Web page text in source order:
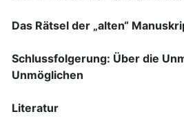
Das Rätsel der „alten“
Schlussfolgerung: Über die
Unmöglichen
Literatur